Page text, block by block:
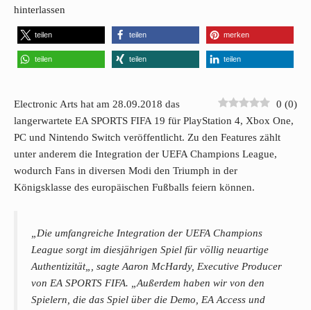
hinterlassen
teilen teilen merken
teilen teilen teilen
0 (0)
Electronic Arts hat am 28.09.2018 das
langerwartete EA SPORTS FIFA 19 für PlayStation 4, Xbox One,
PC und Nintendo Switch veröffentlicht. Zu den Features zählt
unter anderem die Integration der UEFA Champions League,
wodurch Fans in diversen Modi den Triumph in der
Königsklasse des europäischen Fußballs feiern können.
Die umfangreiche Integration der UEFA Champions
League sorgt im diesjährigen Spiel für völlig neuartige
Authentizität„, sagte Aaron McHardy, Executive Producer
von EA SPORTS FIFA. „ Außerdem haben wir von den
Spielern, die das Spiel über die Demo, EA Access und